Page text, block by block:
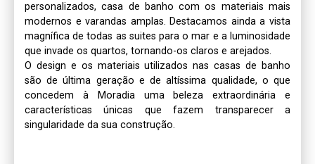
personalizados, casa de banho com os materiais mais
modernos e varandas amplas. Destacamos ainda a vista
magnífica de todas as suites para o mar e a luminosidade
que invade os quartos, tornando-os claros e arejados.
O design e os materiais utilizados nas casas de banho
são de última geração e de altíssima qualidade, o que
concedem à Moradia uma beleza extraordinária e
características únicas que fazem transparecer a
singularidade da sua construção.